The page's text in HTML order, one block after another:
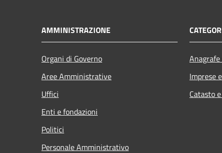
AMMINISTRAZIONE
Organi di Governo
Aree Amministrative
Uffici
Enti e fondazioni
Politici
Personale Amministrativo
Imprese
Catasto